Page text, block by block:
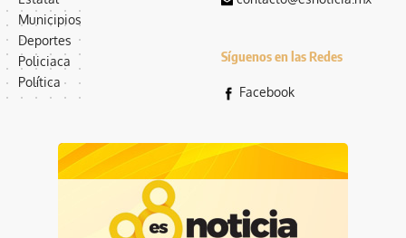
Municipios
Deportes
Policiaca
Política
Síguenos en las Redes
Facebook